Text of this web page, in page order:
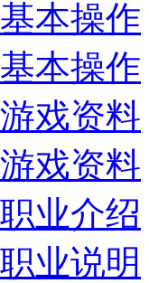
基本操作
基本操作
游戏资料
游戏资料
职业介绍
职业说明